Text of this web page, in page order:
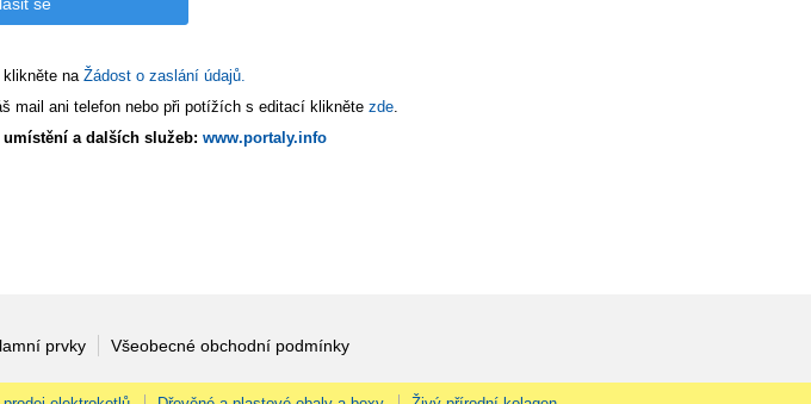
na Žádost o zaslání údajů.
mail ani telefon nebo při potížích s editací klikněte zde
a dalších služeb: www.portaly.info
prvky Všeobecné obchodní podmínky